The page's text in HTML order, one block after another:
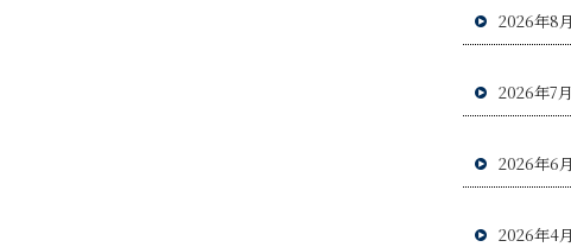
2026年8月
2026年7月
2026年6月
2026年4月